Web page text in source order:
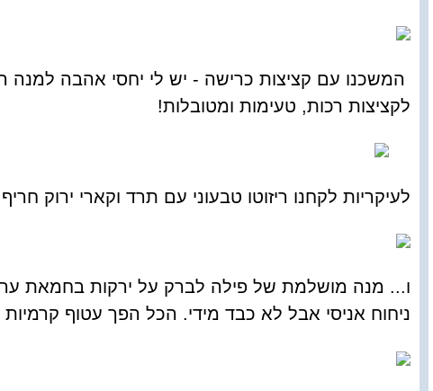
המשכנו עם קציצות כרישה - יש לי יחסי אהבה למנה
לקציצות רכות, טעימות ומטובלות!
לעיקריות לקחנו ריזוטו טבעוני עם תרד וקארי ירוק חריף
ו... מנה מושלמת של פילה לברק על ירקות בחמאת
ניחוח אניסי אבל לא כבד מידי. הכל הפך עטוף